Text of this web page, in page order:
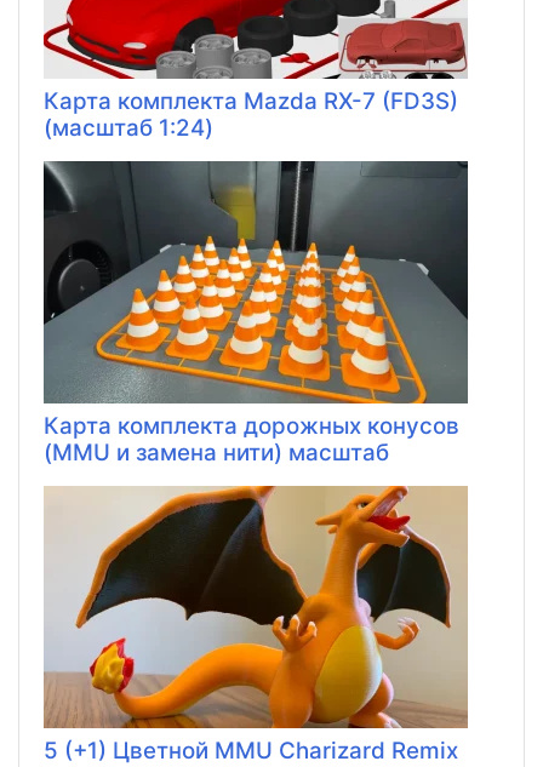
Карта комплекта Mazda RX-7 (FD3S)
(масштаб 1:24)
Карта комплекта дорожных конусов
(MMU и замена нити) масштаб
5 (+1) Цветной MMU Charizard Remix